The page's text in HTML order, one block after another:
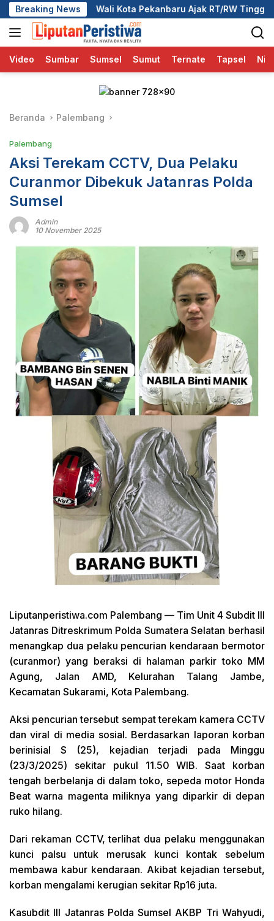
Langsung
ke
konten
Breaking News
Kota Pekanbaru Ajak RT/RW Tinggalkan Perbedaan, Fokus
Video Sumbar Sumsel Sumut Ternate Tapsel
Beranda Palembang
Palembang
Aksi Terekam CCTV, Dua Pelaku
Curanmor Dibekuk Jatanras Polda
Sumsel
Admin
10 November 2025
Liputanperistiwa.com Palembang — Tim Unit 4 Subdit III
Jatanras Ditreskrimum Polda Sumatera Selatan berhasil
menangkap dua pelaku pencurian kendaraan bermotor
(curanmor) yang beraksi di halaman parkir toko MM
Agung, Jalan AMD, Kelurahan Talang Jambe,
Kecamatan Sukarami, Kota Palembang.
Aksi pencurian tersebut sempat terekam kamera CCTV
dan viral di media sosial. Berdasarkan laporan korban
berinisial S (25), kejadian terjadi pada Minggu
(23/3/2025) sekitar pukul 11.50 WIB. Saat korban
tengah berbelanja di dalam toko, sepeda motor Honda
Beat warna magenta miliknya yang diparkir di depan
ruko hilang.
Dari rekaman CCTV, terlihat dua pelaku menggunakan
kunci palsu untuk merusak kunci kontak sebelum
membawa kabur kendaraan. Akibat kejadian tersebut,
korban mengalami kerugian sekitar Rp16 juta.
Kasubdit III Jatanras Polda Sumsel AKBP Tri Wahyudi,